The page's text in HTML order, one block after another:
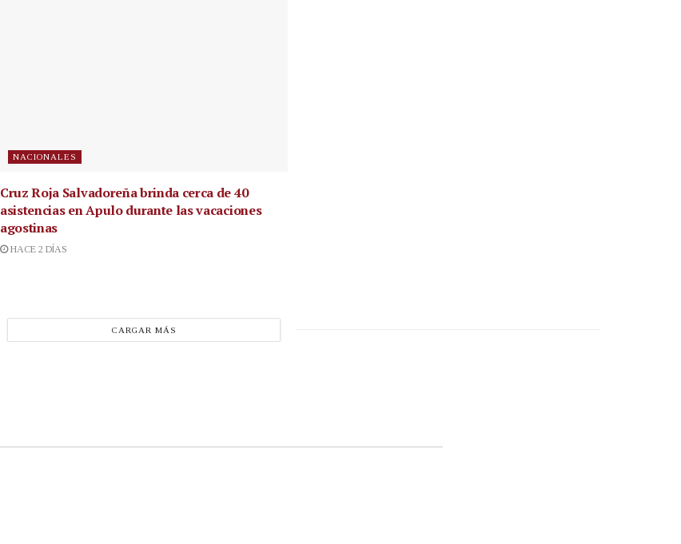
NACIONALES
Cruz Roja Salvadoreña brinda cerca de 40
asistencias en Apulo durante las vacaciones
agostinas
HACE 2 DÍAS
CARGAR MÁS